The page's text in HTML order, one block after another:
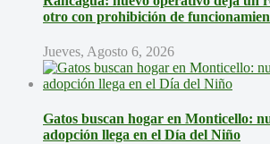
otro con prohibición de
Jueves, Agosto 6, 2026
Gatos buscan hogar en Monticello:
adopción llega en el Día del Niño